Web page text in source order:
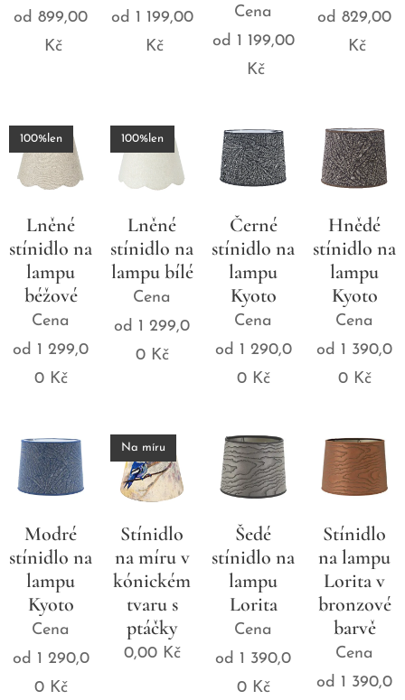
od 899,00
Kč
od 1 199,00
Kč
Cena
od 1 199,00
Kč
od 829,00
Kč
Lněné
stínidlo na
lampu
béžové
100%len
Cena
od 1 299,0
0Kč
Lněné
stínidlo na
lampu bílé
100%len
Cena
od 1 299,0
0Kč
Černé
stínidlo na
lampu
Kyoto
Cena
od 1 290,0
0Kč
Hnědé
stínidlo na
lampu
Kyoto
Cena
od 1 390,0
0Kč
Modré
stínidlo na
lampu
Kyoto
Cena
od 1 290,0
0Kč
Stínidlo
na míru v
kónickém
tvaru s
ptáčky
Na míru
0,00Kč
Šedé
stínidlo na
lampu
Lorita
Cena
od 1 390,0
0Kč
Stínidlo
na lampu
Lorita v
bronzové
barvě
Cena
od 1 390,0